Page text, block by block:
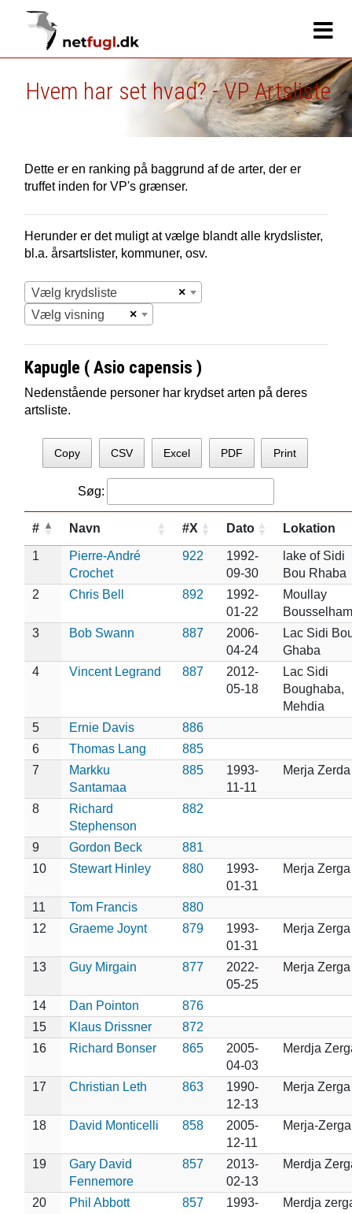
Hvem har set hvad? - VP Artsliste
Dette er en ranking på baggrund af de arter, der er
truffet inden for VP's grænser.
Herunder er det muligt at vælge blandt alle krydslister,
bl.a. årsartslister, kommuner, osv.
×
Vælg krydsliste
×
Vælg visning
Kapugle ( Asio capensis )
Nedenstående personer har krydset arten på deres
artsliste.
Copy CSV Excel PDF Print
Søg:
# Navn #X Dato Lokation
1
Pierre-André
Crochet
922
1992-
09-30
lake of Sidi
Bou Rhaba
2
Chris Bell 892
1992-
01-22
Moullay
Bousselham
3
Bob Swann 887
2006-
04-24
Lac Sidi
Ghaba
4
Vincent Legrand 887
2012-
05-18
Lac Sidi
Boughaba,
Mehdia
5
Ernie Davis
886
6
Thomas Lang
885
7
Markku
Santamaa
885
1993-
11-11
Merja Zerda
8
Richard
Stephenson
882
9 Gordon Beck
881
10
Stewart Hinley 880
1993-
01-31
Merja Zerga
11 Tom Francis
880
12
Graeme Joynt 879
1993-
01-31
Merja Zerga
13 Guy Mirgain 877
2022-
05-25
Merja Zerga
14 Dan Pointon
876
15
Klaus Drissner
872
16
Richard Bonser 865
2005-
04-03
Merdja
17 Christian Leth 863
1990-
12-13
Merja Zerga
18 David Monticelli 858
2005-
12-11
Merja-Zerga
19
Gary David
Fennemore
857
2013-
02-13
Merdja
20 Phil Abbott 857
1993-
Merdja